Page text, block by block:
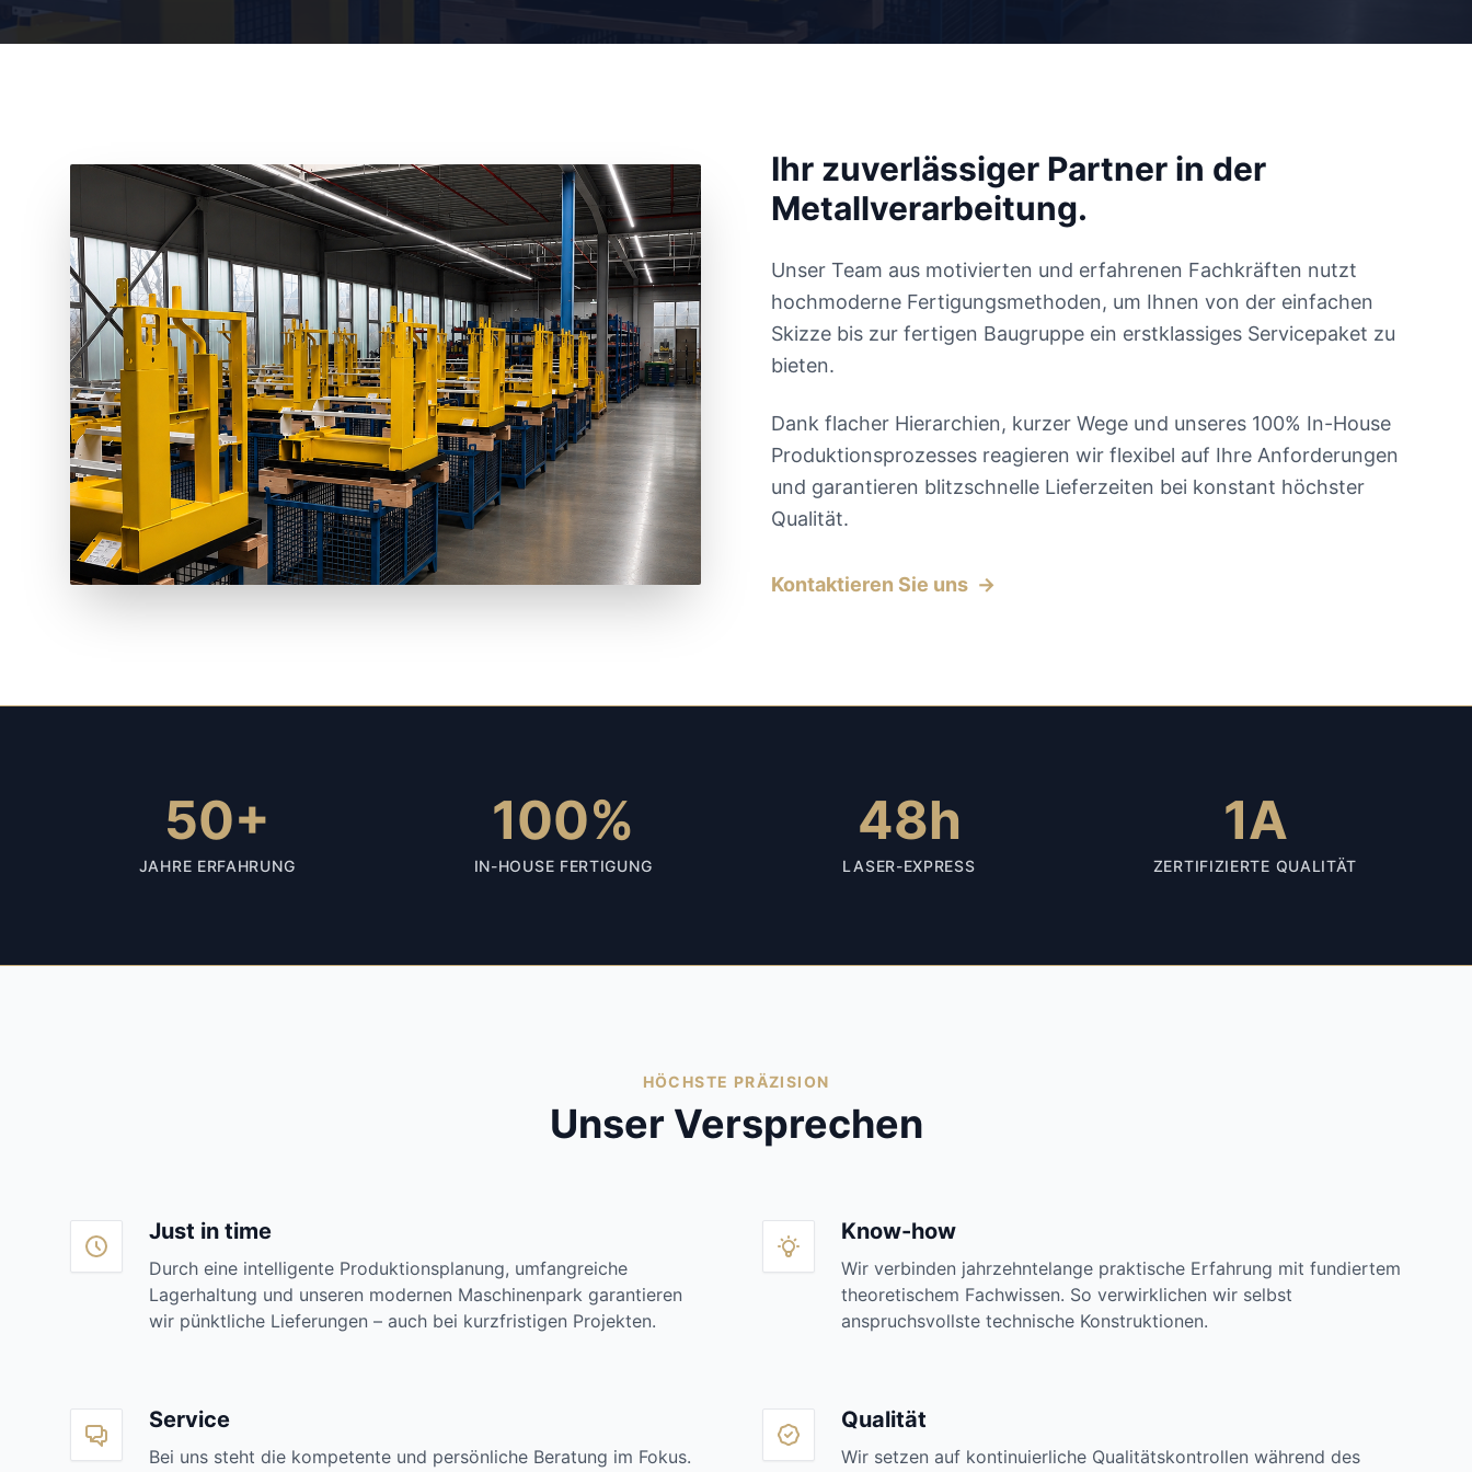
Ihr zuverlässiger Partner in der
Metallverarbeitung.
Unser Team aus motivierten und erfahrenen Fachkräften nutzt
hochmoderne Fertigungsmethoden, um Ihnen von der einfachen
Skizze bis zur fertigen Baugruppe ein erstklassiges Servicepaket zu
bieten.
Dank flacher Hierarchien, kurzer Wege und unseres 100% In-House
Produktionsprozesses reagieren wir flexibel auf Ihre Anforderungen
und garantieren blitzschnelle Lieferzeiten bei konstant höchster
Qualität.
Kontaktieren Sie uns →
50+
JAHRE ERFAHRUNG
100%
IN-HOUSE FERTIGUNG
48h
LASER-EXPRESS
1A
ZERTIFIZIERTE QUALITÄT
HÖCHSTE PRÄZISION
Unser Versprechen
Just in time
Durch eine intelligente Produktionsplanung, umfangreiche
Lagerhaltung und unseren modernen Maschinenpark garantieren
wir pünktliche Lieferungen – auch bei kurzfristigen Projekten.
Know-how
Wir verbinden jahrzehntelange praktische Erfahrung mit fundiertem
theoretischem Fachwissen. So verwirklichen wir selbst
anspruchsvollste technische Konstruktionen.
Service
Bei uns steht die kompetente und persönliche Beratung im Fokus.
Qualität
Wir setzen auf kontinuierliche Qualitätskontrollen während des